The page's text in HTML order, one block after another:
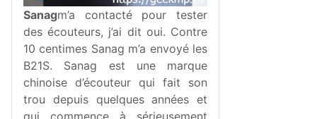
Sanagm’a contacté pour tester
des écouteurs, j’ai dit oui. Contre
10 centimes Sanag m’a envoyé les
B21S. Sanag est une marque
chinoise d’écouteur qui fait son
trou depuis quelques années et